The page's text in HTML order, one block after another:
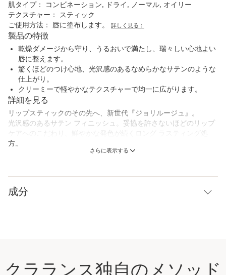
さらに表示する
肌タイプ：
コンビネーション, ドライ, ノーマル, オイリー
テクスチャー： スティック
ご使用方法： 唇に塗布します。 詳しく見る：
製品の特徴
乾燥ダメージから守り、うるおいで満たし、瑞々しい心地よい
唇に整えます。
驚くほどのつけ心地、光沢感のあるなめらかなサテンのような
仕上がり。
クリーミーで軽やかなテクスチャーで均一に広がります。
詳細を見る
リップスティックのその先へ、新世代『ジョリルージュ』。
光沢感のあるサテン フィニッシュ。妥協を許さないほどのリップ
ケアへのこだわり、鮮やかな発色が続くロング ラスティング処
方。
84%のリップケア成分で構成された新「ジョリルージュN サテ
へ。クリーミーでライト テクスチャーがまるでとろけるように伸
(*3)が唇を健やかに保ちます。
成分
クラランス独自のメソッド